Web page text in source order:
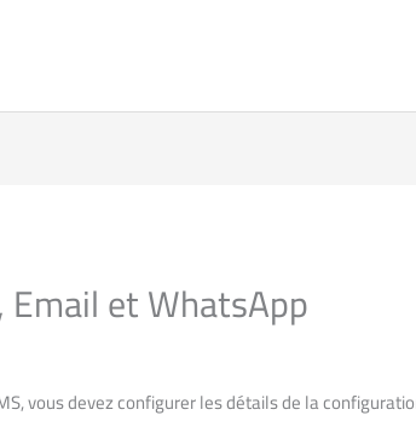
et WhatsApp
vous devez configurer les détails de la